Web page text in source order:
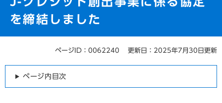
を締結しました
ページID：0062240 更新日：2025年7月30日更新
ページ内目次